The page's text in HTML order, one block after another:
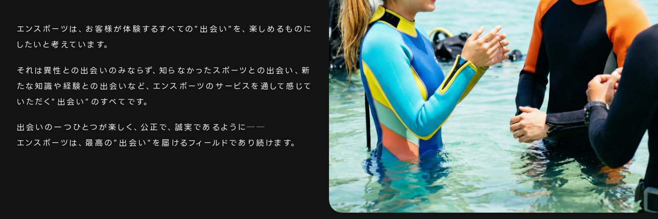
エンスポーツは、お客様が体験するすべての”出会い”を、楽しめるものに
したいと考えています。
それは異性との出会いのみならず、知らなかったスポーツとの出会い、新
たな知識や経験との出会いなど、エンスポーツのサービスを通して感じて
いただく”出会い”のすべてです。
出会いの一つひとつが楽しく、公正で、誠実であるように──
エンスポーツは、最高の”出会い”を届けるフィールドであり続けます。